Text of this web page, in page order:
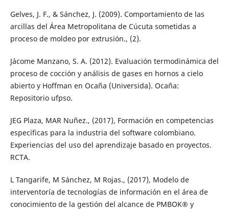
Gelves, J. F., & Sánchez, J. (2009). Comportamiento de las
arcillas del Área Metropolitana de Cúcuta sometidas a
proceso de moldeo por extrusión., (2).
Jácome Manzano, S. A. (2012). Evaluación termodinámica del
proceso de cocción y análisis de gases en hornos a cielo
abierto y Hoffman en Ocaña (Universida). Ocaña:
Repositorio ufpso.
JEG Plaza, MAR Nuñez., (2017), Formación en competencias
específicas para la industria del software colombiano.
Experiencias del uso del aprendizaje basado en proyectos.
RCTA.
L Tangarife, M Sánchez, M Rojas., (2017), Modelo de
interventoría de tecnologías de información en el área de
conocimiento de la gestión del alcance de PMBOK® y